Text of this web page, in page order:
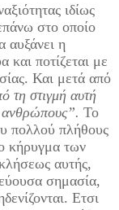
ιδίως
στο οποίο
αυξάνει η
ποτίζεται με
Και μετά από
τη στιγμή αυτή
ανθρώπους”. Το
πολλού πλήθους
κήρυγμα των
αυτής,
σημασία,
Ετσι